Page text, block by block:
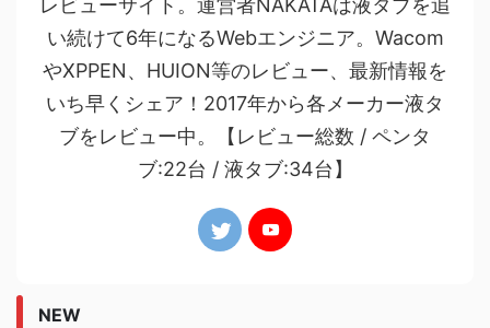
レビューサイト。運営者NAKATAは液タブを追
い続けて6年になるWebエンジニア。Wacom
やXPPEN、HUION等のレビュー、最新情報を
いち早くシェア！2017年から各メーカー液タ
ブをレビュー中。【レビュー総数 / ペンタ
ブ:22台 / 液タブ:34台】
NEW